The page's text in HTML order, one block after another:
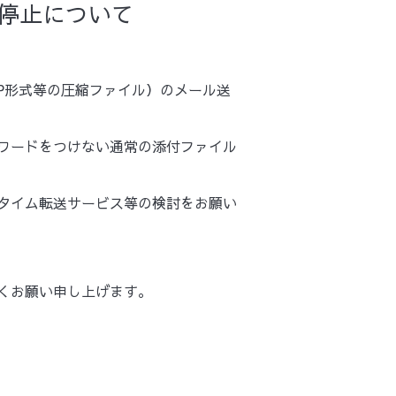
止について
式等の圧縮ファイル）のメール送
ードをつけない通常の添付ファイル
イム転送サービス等の検討をお願い
願い申し上げます。